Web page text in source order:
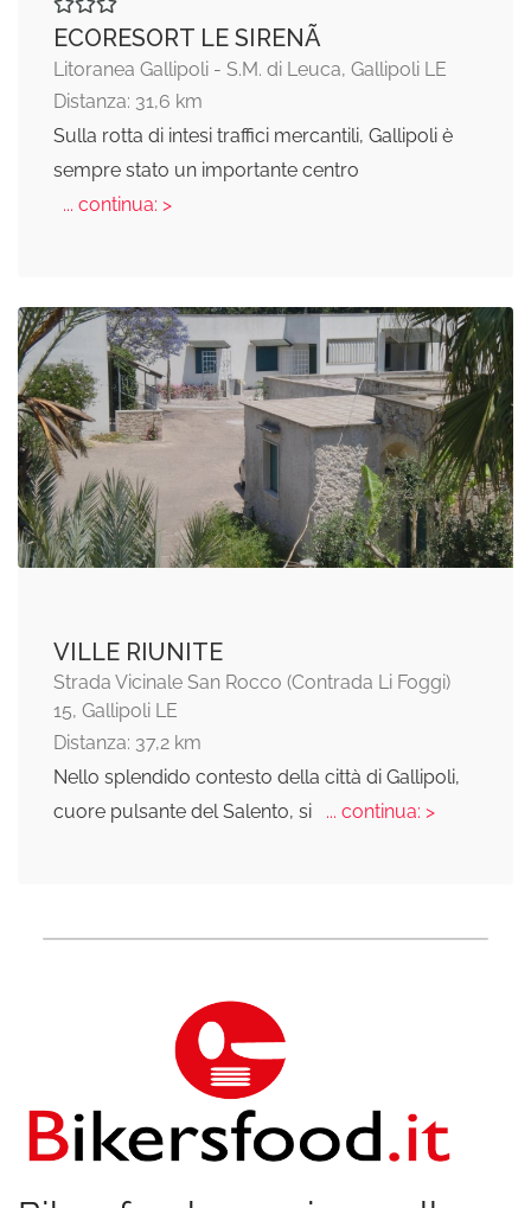
ECORESORT LE SIRENÃ
Litoranea Gallipoli - S.M. di Leuca, Gallipoli LE
Distanza: 31,6 km
Sulla rotta di intesi traffici mercantili, Gallipoli è
sempre stato un importante centro
... continua: >
VILLE RIUNITE
Strada Vicinale San Rocco (Contrada Li Foggi)
15, Gallipoli LE
Distanza: 37,2 km
Nello splendido contesto della città di Gallipoli,
cuore pulsante del Salento, si
... continua: >